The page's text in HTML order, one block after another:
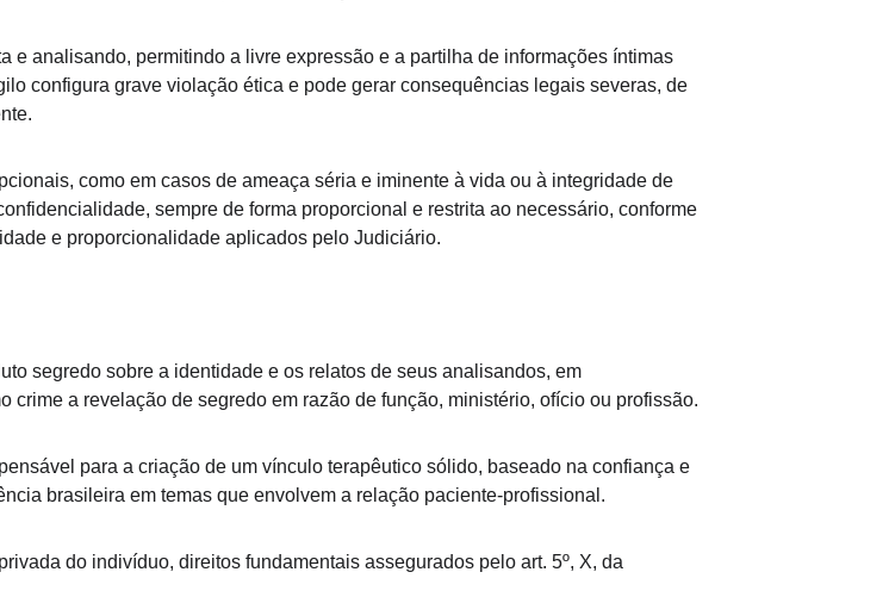
analisando, permitindo a livre expressão e a partilha de informações íntimas
configura grave violação ética e pode gerar consequências legais severas, de
como em casos de ameaça séria e iminente à vida ou à integridade de
sempre de forma proporcional e restrita ao necessário, conforme
e proporcionalidade aplicados pelo Judiciário.
segredo sobre a identidade e os relatos de seus analisandos, em
a revelação de segredo em razão de função, ministério, ofício ou profissão.
para a criação de um vínculo terapêutico sólido, baseado na confiança e
brasileira em temas que envolvem a relação paciente-profissional.
do indivíduo, direitos fundamentais assegurados pelo art. 5º, X, da